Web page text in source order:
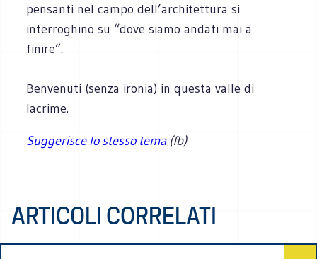
pensanti nel campo dell’architettura si
interroghino su “dove siamo andati mai a
finire”.
Benvenuti (senza ironia) in questa valle di
lacrime.
Suggerisce lo stesso tema (fb)
ARTICOLI CORRELATI